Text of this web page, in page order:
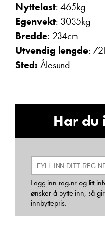
Vis
Nyttelast: 465kg
Egenvekt: 3035kg
Bredde: 234cm
Utvendig lengde:
Sted: Ålesund
Har du
Legg inn reg.nr og litt
ønsker å bytte inn, så
innbyttepris.